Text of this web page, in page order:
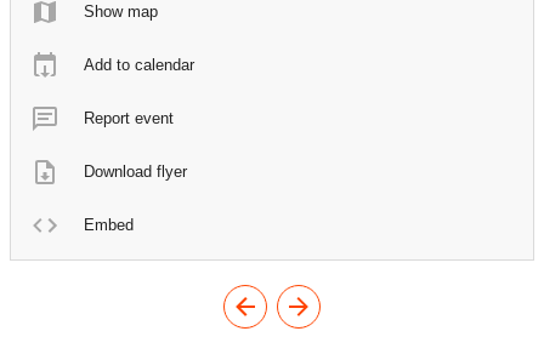
Show map
Add to calendar
Report event
Download flyer
Embed